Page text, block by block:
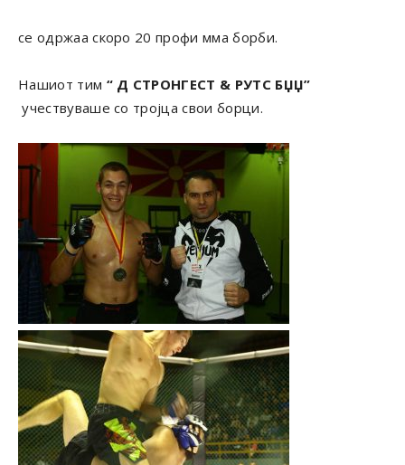
се одржаа скоро 20 профи мма борби.
Нашиот тим “ Д СТРОНГЕСТ & РУТС БЏЏ”
учествуваше со тројца свои борци.